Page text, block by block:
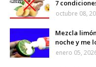
7
octubre 08,
Mezcla
noche y me
enero 05,